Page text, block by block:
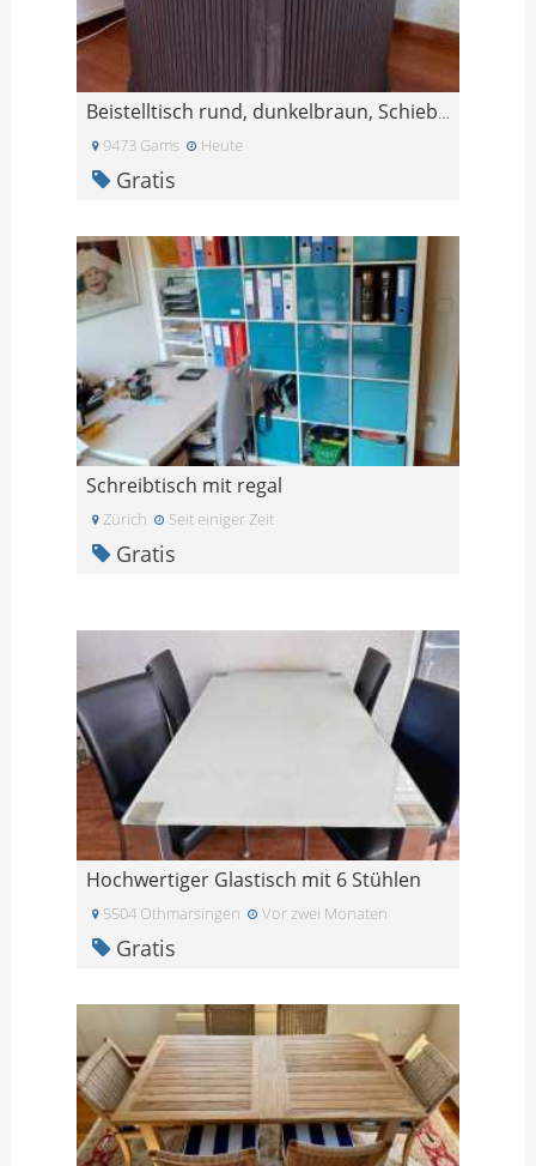
Beistelltisch rund, dunkelbraun, Schiebetüren
9473 Gams Heute
Gratis
Schreibtisch mit regal
Zürich Seit einiger Zeit
Gratis
Hochwertiger Glastisch mit 6 Stühlen
5504 Othmarsingen Vor zwei Monaten
Gratis